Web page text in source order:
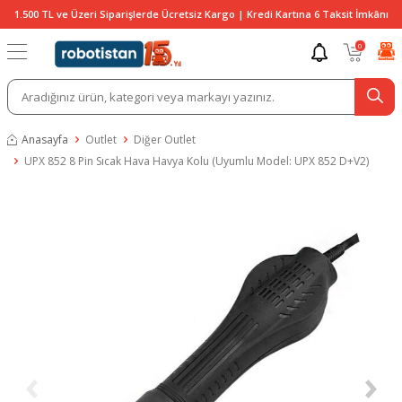
1.500 TL ve Üzeri Siparişlerde Ücretsiz Kargo | Kredi Kartına 6 Taksit İmkânı
0
Anasayfa Outlet
Diğer Outlet
UPX 852 8 Pin Sıcak Hava Havya Kolu (Uyumlu Model: UPX 852 D+V2)